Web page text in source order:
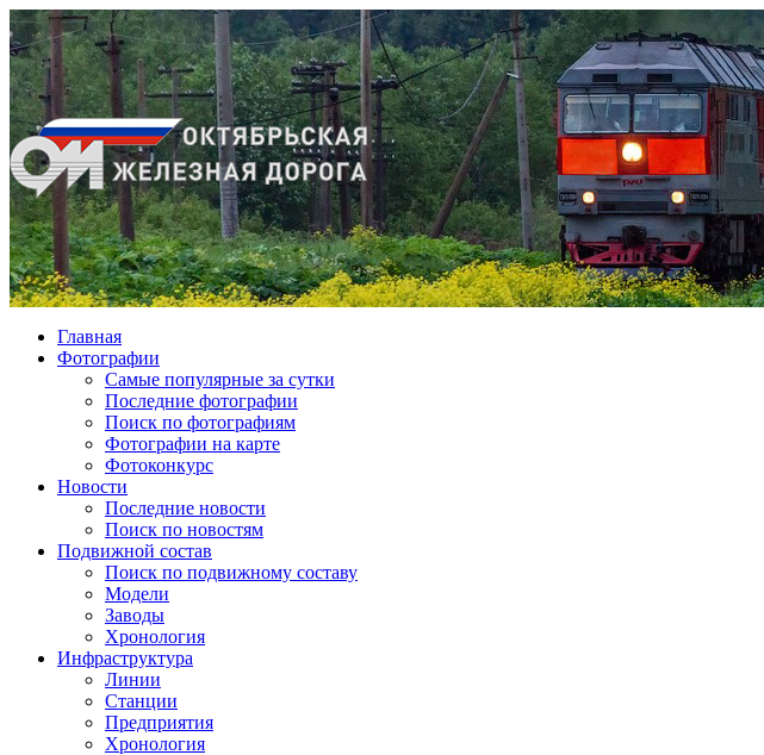
Главная
Фотографии
Cамые популярные за сутки
Последние фотографии
Поиск по фотографиям
Фотографии на карте
Фотоконкурс
Новости
Последние новости
Поиск по новостям
Подвижной состав
Поиск по подвижному составу
Модели
Заводы
Хронология
Инфраструктура
Линии
Станции
Предприятия
Хронология